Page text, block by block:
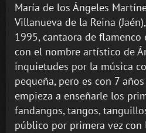
María de los Ángeles
Villanueva de la Reina
1995, cantaora de flamenco
con el nombre artístico de
inquietudes por la música
pequeña, pero es con 7
empieza a enseñarle los
fandangos, tangos,
público por primera vez con